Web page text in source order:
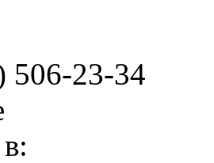
506-23-34